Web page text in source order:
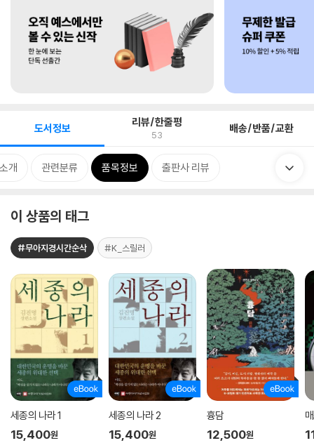
도서정보 리뷰/한줄평
53 배송/반품/교환
개 관련분류 품목정보 출판사 리뷰
이 상품의 태그
#무아지경시간순삭 #K_스릴러
세종의 나라 1
15,400원
세종의 나라 2
15,400원
흉담
12,500원